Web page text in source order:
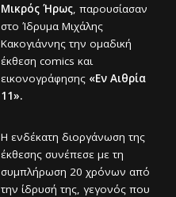
Μικρός Ήρως, παρουσίασαν
στο Ίδρυμα Μιχάλης
Κακογιάννης την ομαδική
έκθεση comics και
εικονογράφησης «Εν Αιθρία
11».
Η ενδέκατη διοργάνωση της
έκθεσης συνέπεσε με τη
συμπλήρωση 20 χρόνων από
την ίδρυσή της, γεγονός που